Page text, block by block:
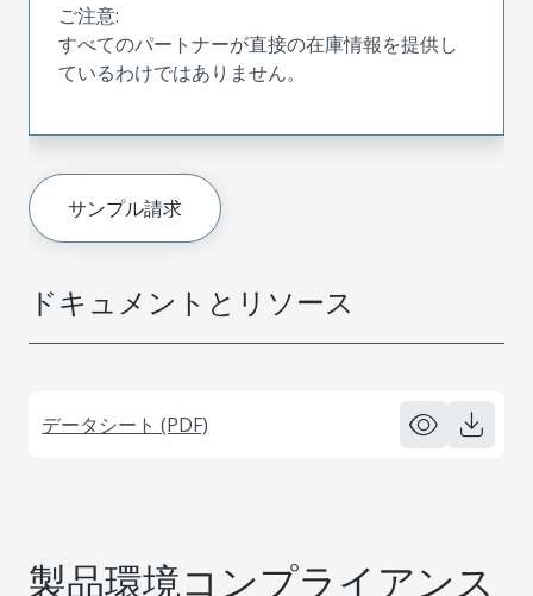
ドキュメントとリソース
データシート (PDF)
ご注意:
すべてのパートナーが直接の在庫情報を提供し
ているわけではありません。
サンプル請求
製品環境コンプライアンス